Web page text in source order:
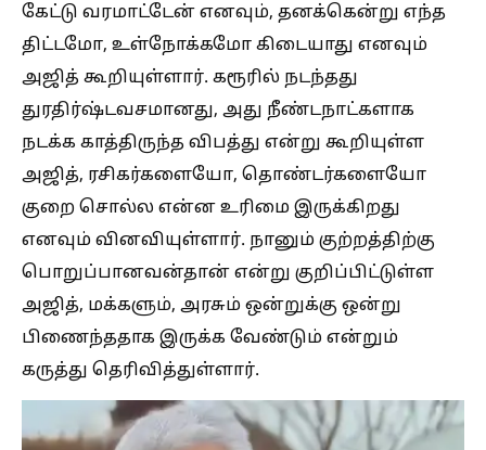
கேட்டு வரமாட்டேன் எனவும், தனக்கென்று எந்த
திட்டமோ, உள்நோக்கமோ கிடையாது எனவும்
அஜித் கூறியுள்ளார். கரூரில் நடந்தது
துரதிர்ஷ்டவசமானது, அது நீண்டநாட்களாக
நடக்க காத்திருந்த விபத்து என்று கூறியுள்ள
அஜித், ரசிகர்களையோ, தொண்டர்களையோ
குறை சொல்ல என்ன உரிமை இருக்கிறது
எனவும் வினவியுள்ளார். நானும் குற்றத்திற்கு
பொறுப்பானவன்தான் என்று குறிப்பிட்டுள்ள
அஜித், மக்களும், அரசும் ஒன்றுக்கு ஒன்று
பிணைந்ததாக இருக்க வேண்டும் என்றும்
கருத்து தெரிவித்துள்ளார்.